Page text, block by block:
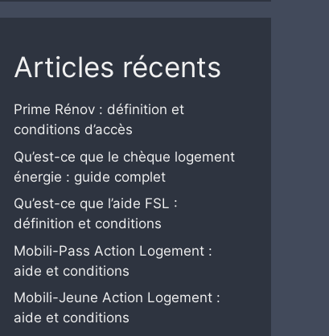
Articles récents
Prime Rénov : définition et
conditions d’accès
Qu’est-ce que le chèque logement
énergie : guide complet
Qu’est-ce que l’aide FSL :
définition et conditions
Mobili-Pass Action Logement :
aide et conditions
Mobili-Jeune Action Logement :
aide et conditions